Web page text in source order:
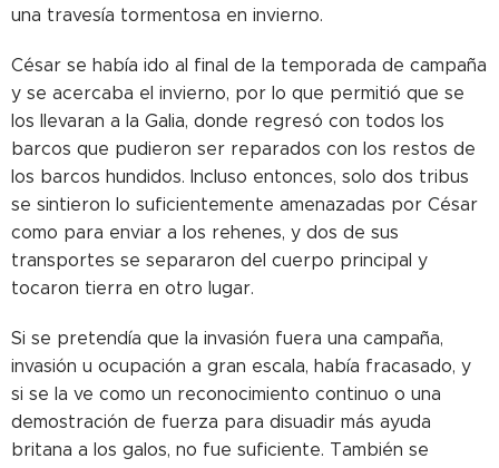
una travesía tormentosa en invierno.
César se había ido al final de la temporada de campaña
y se acercaba el invierno, por lo que permitió que se
los llevaran a la Galia, donde regresó con todos los
barcos que pudieron ser reparados con los restos de
los barcos hundidos. Incluso entonces, solo dos tribus
se sintieron lo suficientemente amenazadas por César
como para enviar a los rehenes, y dos de sus
transportes se separaron del cuerpo principal y
tocaron tierra en otro lugar.
Si se pretendía que la invasión fuera una campaña,
invasión u ocupación a gran escala, había fracasado, y
si se la ve como un reconocimiento continuo o una
demostración de fuerza para disuadir más ayuda
britana a los galos, no fue suficiente. También se